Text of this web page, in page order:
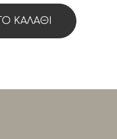
ΚΑΛΆΘΙ